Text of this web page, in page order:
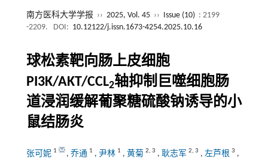
南方医科大学学报 ›› 2025, Vol. 45 ›› Issue (10) : 2199
-2209.
DOI: 10.12122/j.issn.1673-4254.2025.10.16
球松素靶向肠上皮细胞
PI3K/AKT/CCL2轴抑制巨噬细胞肠
道浸润缓解葡聚糖硫酸钠诱导的小
鼠结肠炎
张可妮 1 , 乔通 1 , 尹林 1 , 黄菊 2, 3 , 耿志军 2, 3 , 左芦根 3 ,